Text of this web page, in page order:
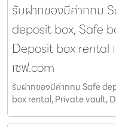
รับฝากของมีค่ากทม
deposit box, Safe
Deposit box rental
เซฟ.com
รับฝากของมีค่ากทม Safe
box rental, Private vault,